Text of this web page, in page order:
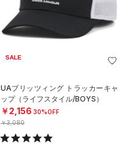
SALE
UAブリッツィング トラッカーキャ
ップ（ライフスタイル/BOYS）
￥2,156 30%OFF
￥3,080